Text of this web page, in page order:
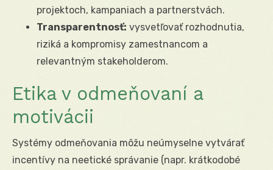
projektoch, kampaniach a partnerstvách.
Transparentnosť: vysvetľovať rozhodnutia,
riziká a kompromisy zamestnancom a
relevantným stakeholderom.
Etika v odmeňovaní a
motivácii
Systémy odmeňovania môžu neúmyselne vytvárať
incentívy na neetické správanie (napr. krátkodobé